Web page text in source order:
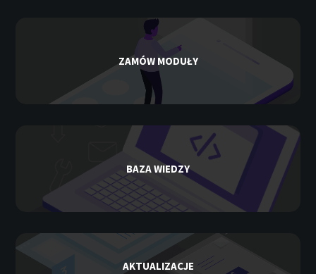
ZAMÓW MODUŁY
BAZA WIEDZY
AKTUALIZACJE